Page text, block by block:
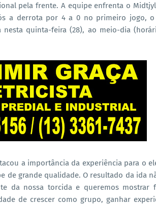
pela frente. A equipe enfrenta o
a derrota por 4 a 0 no primeiro jogo,
nesta quinta-feira (28), ao meio-dia
a importância da experiência para o
de grande qualidade. O resultado da ida
da nossa torcida e queremos mostrar
de crescer como grupo, ganhar